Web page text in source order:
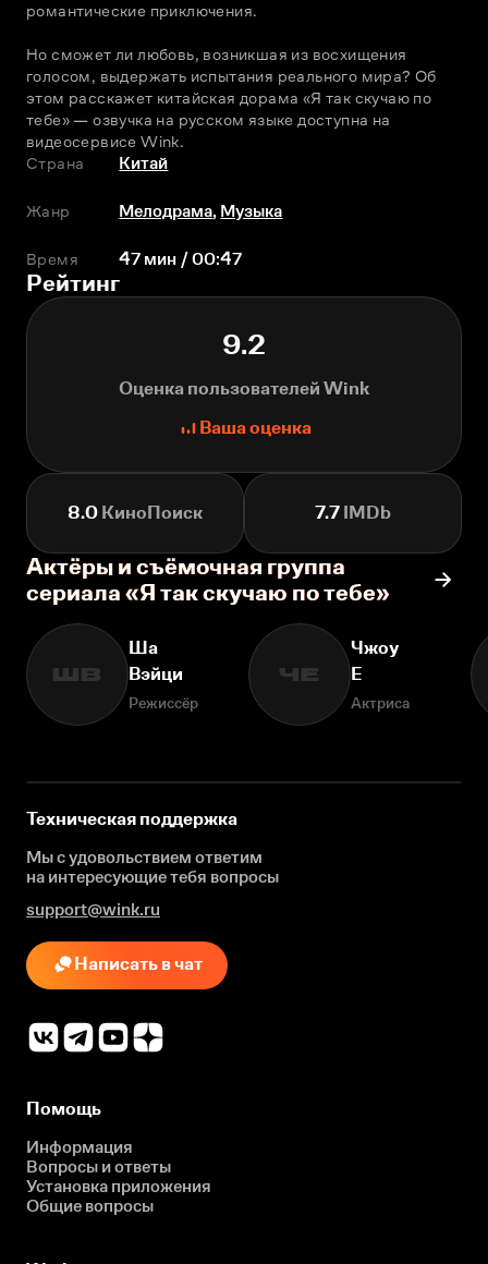
романтические приключения.
Но сможет ли любовь, возникшая из восхищения
голосом, выдержать испытания реального мира? Об
этом расскажет китайская дорама «Я так скучаю по
тебе» — озвучка на русском языке доступна на
видеосервисе Wink.
Страна
Китай
Жанр Мелодрама, Музыка
Время 47 мин / 00:47
Рейтинг
9.2
Оценка пользователей Wink
Ваша оценка
8.0 КиноПоиск 7.7 IMDb
Актёры и съёмочная группа
сериала «Я так скучаю по тебе»
ШВ
Ша
Вэйци
Режиссёр
ЧЕ
Чжоу
Е
Актриса
Техническая поддержка
Мы с удовольствием ответим
на интересующиетебя вопросы
support@wink.ru
Написать в чат
Помощь
Информация
Вопросы и ответы
Установка приложения
Общие вопросы